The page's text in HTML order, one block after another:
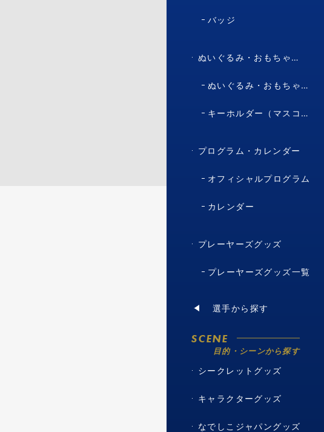
バッジ
ぬいぐるみ・おもちゃ・マスコット・キャラクター
ぬいぐるみ・おもちゃ（マスコット・キャラクター）
キーホルダー（マスコット・キャラクター）
プログラム・カレンダー
オフィシャルプログラム
カレンダー
プレーヤーズグッズ
プレーヤーズグッズ一覧
選手から探す
SCENE
目的・シーンから探す
シークレットグッズ
キャラクターグッズ
なでしこジャパングッズ